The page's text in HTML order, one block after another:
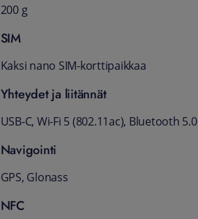
200 g
SIM
Kaksi nano SIM-korttipaikkaa
Yhteydet ja liitännät
USB-C, Wi-Fi 5 (802.11ac), Bluetooth 5.0
Navigointi
GPS, Glonass
NFC